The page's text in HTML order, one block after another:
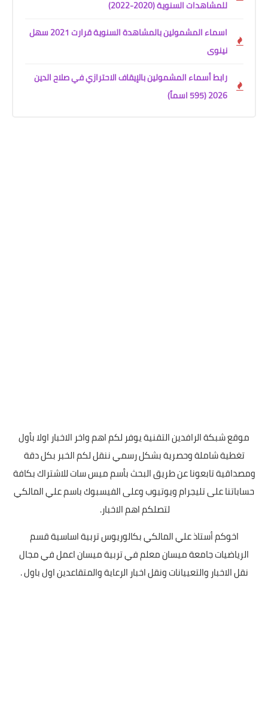
للمشاهدات السنوية (2020-2022)
اسماء المشمولين بالمشاهدة السنوية قرارت 2021 سهل
نينوى
رابط أسماء المشمولين بالإيقاف الاحترازي في صلاح الدين
2026 (595 اسماً)
موقع شبكة الرافدين التقنية يوفر لكم اهم واخر الاخبار اولا بأول
تغطية شاملة وحصرية بشكل رسمي ننقل لكم الخبر بكل دقة
ومصداقية تابعونا عن طريق البحث بأسم ميس سات للاشتراك بكافة
حساباتنا على تليجرام ويوتيوب وعلى الفيسبوك باسم علي المالكي
لتصلكم اهم الاخبار.
اخوكم أستاذ علي المالكي بكالوريوس تربية اساسية قسم
الرياضيات جامعة ميسان معلم في تربية ميسان اعمل في مجال
نقل الاخبار والتعييانات ونقل اخبار الرعاية والمتقاعدين اول باول .